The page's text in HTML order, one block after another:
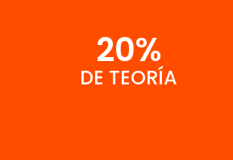
20%
DE TEORÍA